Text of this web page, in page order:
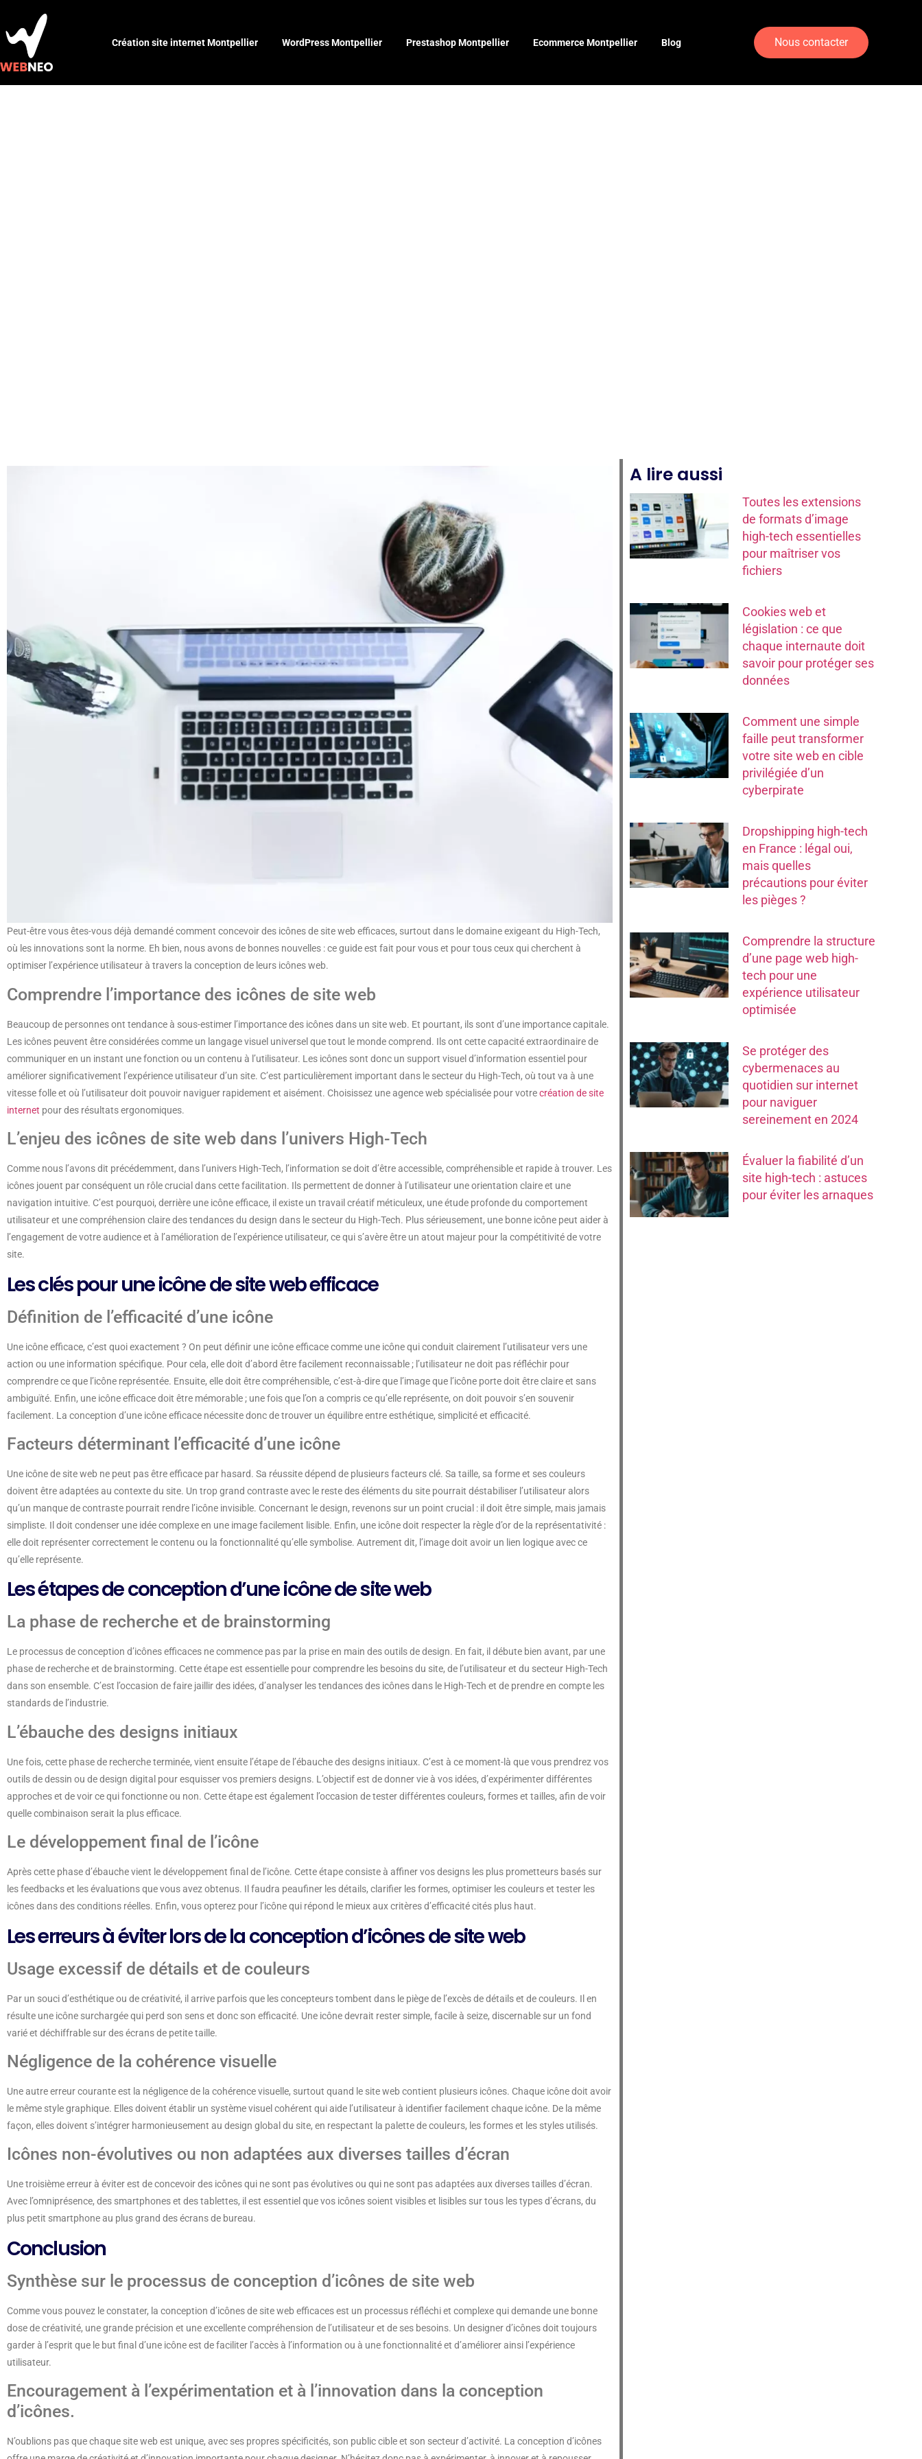
Création site internet Montpellier WordPress Montpellier Prestashop Montpellier Ecommerce Montpellier Blog Nous contacter
Peut-être vous êtes-vous déjà demandé comment concevoir des icônes de site web efficaces, surtout dans le domaine exigeant du High-Tech,
où les innovations sont la norme. Eh bien, nous avons de bonnes nouvelles : ce guide est fait pour vous et pour tous ceux qui cherchent à
optimiser l’expérience utilisateur à travers la conception de leurs icônes web.
Comprendre l’importance des icônes de site web
Beaucoup de personnes ont tendance à sous-estimer l’importance des icônes dans un site web. Et pourtant, ils sont d’une importance capitale.
Les icônes peuvent être considérées comme un langage visuel universel que tout le monde comprend. Ils ont cette capacité extraordinaire de
communiquer en un instant une fonction ou un contenu à l’utilisateur. Les icônes sont donc un support visuel d’information essentiel pour
améliorer significativement l’expérience utilisateur d’un site. C’est particulièrement important dans le secteur du High-Tech, où tout va à une
vitesse folle et où l’utilisateur doit pouvoir naviguer rapidement et aisément. Choisissez une agence web spécialisée pour votrecréation de site
internet pour des résultats ergonomiques.
L’enjeu des icônes de site web dans l’univers High-Tech
Comme nous l’avons dit précédemment, dans l’univers High-Tech, l’information se doit d’être accessible, compréhensible et rapide à trouver. Les
icônes jouent par conséquent un rôle crucial dans cette facilitation. Ils permettent de donner à l’utilisateur une orientation claire et une
navigation intuitive. C’est pourquoi, derrière une icône efficace, il existe un travail créatif méticuleux, une étude profonde du comportement
utilisateur et une compréhension claire des tendances du design dans le secteur du High-Tech. Plus sérieusement, une bonne icône peut aider à
l’engagement de votre audience et à l’amélioration de l’expérience utilisateur, ce qui s’avère être un atout majeur pour la compétitivité de votre
site.
Les clés pour une icône de site web efficace
Définition de l’efficacité d’une icône
Une icône efficace, c’est quoi exactement ? On peut définir une icône efficace comme une icône qui conduit clairement l’utilisateur vers une
action ou une information spécifique. Pour cela, elle doit d’abord être facilement reconnaissable ; l’utilisateur ne doit pas réfléchir pour
comprendre ce que l’icône représentée. Ensuite, elle doit être compréhensible, c’est-à-dire que l’image que l’icône porte doit être claire et sans
ambiguïté. Enfin, une icône efficace doit être mémorable ; une fois que l’on a compris ce qu’elle représente, on doit pouvoir s’en souvenir
facilement. La conception d’une icône efficace nécessite donc de trouver un équilibre entre esthétique, simplicité et efficacité.
Facteurs déterminant l’efficacité d’une icône
Une icône de site web ne peut pas être efficace par hasard. Sa réussite dépend de plusieurs facteurs clé. Sa taille, sa forme et ses couleurs
doivent être adaptées au contexte du site. Un trop grand contraste avec le reste des éléments du site pourrait déstabiliser l’utilisateur alors
qu’un manque de contraste pourrait rendre l’icône invisible. Concernant le design, revenons sur un point crucial : il doit être simple, mais jamais
simpliste. Il doit condenser une idée complexe en une image facilement lisible. Enfin, une icône doit respecter la règle d’or de la représentativité :
elle doit représenter correctement le contenu ou la fonctionnalité qu’elle symbolise. Autrement dit, l’image doit avoir un lien logique avec ce
qu’elle représente.
Les étapes de conception d’une icône de site web
La phase de recherche et de brainstorming
Le processus de conception d’icônes efficaces ne commence pas par la prise en main des outils de design. En fait, il débute bien avant, par une
phase de recherche et de brainstorming. Cette étape est essentielle pour comprendre les besoins du site, de l’utilisateur et du secteur High-Tech
dans son ensemble. C’est l’occasion de faire jaillir des idées, d’analyser les tendances des icônes dans le High-Tech et de prendre en compte les
standards de l’industrie.
L’ébauche des designs initiaux
Une fois, cette phase de recherche terminée, vient ensuite l’étape de l’ébauche des designs initiaux. C’est à ce moment-là que vous prendrez vos
outils de dessin ou de design digital pour esquisser vos premiers designs. L’objectif est de donner vie à vos idées, d’expérimenter différentes
approches et de voir ce qui fonctionne ou non. Cette étape est également l’occasion de tester différentes couleurs, formes et tailles, afin de voir
quelle combinaison serait la plus efficace.
Le développement final de l’icône
Après cette phase d’ébauche vient le développement final de l’icône. Cette étape consiste à affiner vos designs les plus prometteurs basés sur
les feedbacks et les évaluations que vous avez obtenus. Il faudra peaufiner les détails, clarifier les formes, optimiser les couleurs et tester les
icônes dans des conditions réelles. Enfin, vous opterez pour l’icône qui répond le mieux aux critères d’efficacité cités plus haut.
Les erreurs à éviter lors de la conception d’icônes de site web
Usage excessif de détails et de couleurs
Par un souci d’esthétique ou de créativité, il arrive parfois que les concepteurs tombent dans le piège de l’excès de détails et de couleurs. Il en
résulte une icône surchargée qui perd son sens et donc son efficacité. Une icône devrait rester simple, facile à seize, discernable sur un fond
varié et déchiffrable sur des écrans de petite taille.
Négligence de la cohérence visuelle
Une autre erreur courante est la négligence de la cohérence visuelle, surtout quand le site web contient plusieurs icônes. Chaque icône doit avoir
le même style graphique. Elles doivent établir un système visuel cohérent qui aide l’utilisateur à identifier facilement chaque icône. De la même
façon, elles doivent s’intégrer harmonieusement au design global du site, en respectant la palette de couleurs, les formes et les styles utilisés.
Icônes non-évolutives ou non adaptées aux diverses tailles d’écran
Une troisième erreur à éviter est de concevoir des icônes qui ne sont pas évolutives ou qui ne sont pas adaptées aux diverses tailles d’écran.
Avec l’omniprésence, des smartphones et des tablettes, il est essentiel que vos icônes soient visibles et lisibles sur tous les types d’écrans, du
plus petit smartphone au plus grand des écrans de bureau.
Conclusion
Synthèse sur le processus de conception d’icônes de site web
Comme vous pouvez le constater, la conception d’icônes de site web efficaces est un processus réfléchi et complexe qui demande une bonne
dose de créativité, une grande précision et une excellente compréhension de l’utilisateur et de ses besoins. Un designer d’icônes doit toujours
garder à l’esprit que le but final d’une icône est de faciliter l’accès à l’information ou à une fonctionnalité et d’améliorer ainsi l’expérience
utilisateur.
Encouragement à l’expérimentation et à l’innovation dans la conception
d’icônes.
N’oublions pas que chaque site web est unique, avec ses propres spécificités, son public cible et son secteur d’activité. La conception d’icônes
A lire aussi
Toutes les extensions
de formats d’image
high-tech essentielles
pour maîtriser vos
fichiers
Cookies web et
législation : ce que
chaque internaute doit
savoir pour protéger ses
données
Comment une simple
faille peut transformer
votre site web en cible
privilégiée d’un
cyberpirate
Dropshipping high-tech
en France : légal oui,
mais quelles
précautions pour éviter
les pièges ?
Comprendre la structure
d’une page web high-
tech pour une
expérience utilisateur
optimisée
Se protéger des
cybermenaces au
quotidien sur internet
pour naviguer
sereinement en 2024
Évaluer la fiabilité d’un
site high-tech : astuces
pour éviter les arnaques